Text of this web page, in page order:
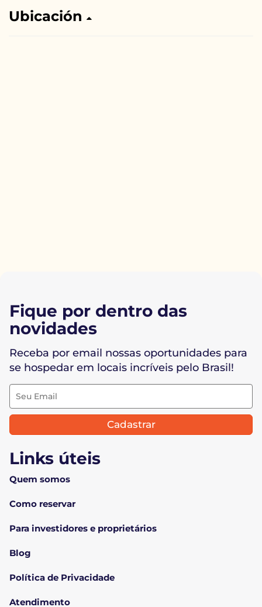
Ubicación
Links úteis
Quem somos
Como reservar
Para investidores e proprietários
Blog
Política de Privacidade
Atendimento
Fique por dentro das
novidades
Receba por email nossas oportunidades para
se hospedar em locais incríveis pelo Brasil!
Cadastrar